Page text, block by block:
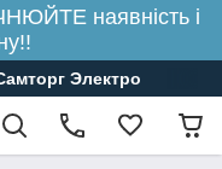
наявність і
Электро